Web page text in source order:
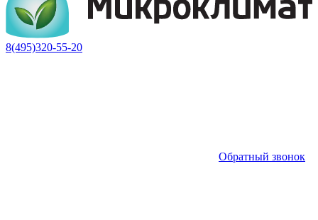
8(495)320-55-20
Обратный звонок